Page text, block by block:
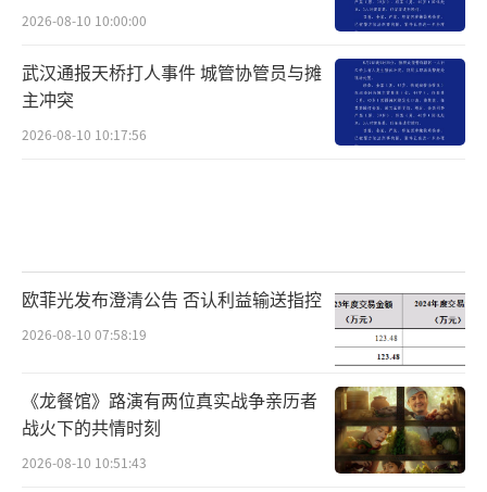
2026-08-10 10:00:00
武汉通报天桥打人事件 城管协管员与摊
主冲突
2026-08-10 10:17:56
欧菲光发布澄清公告 否认利益输送指控
2026-08-10 07:58:19
《龙餐馆》路演有两位真实战争亲历者
战火下的共情时刻
2026-08-10 10:51:43